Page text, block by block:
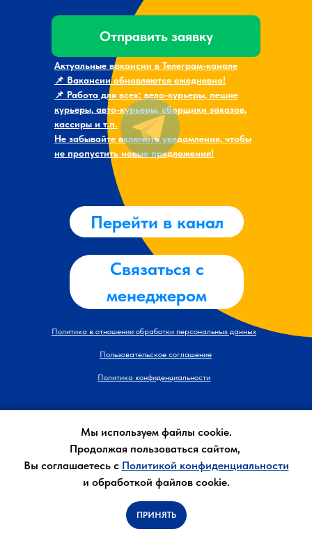
Отправить заявку
Актуальные вакансии в Телеграм-канале
📌 Вакансии обновляются ежедневно!
📌 Работа для всех: вело-курьеры, пешие
курьеры, авто-курьеры, сборщики заказов,
кассиры и т.п.
Не забывайте включить уведомления, чтобы
не пропустить новые предложения!
Перейти в канал
Связаться с
менеджером
Политика в отношении обработки персональных данных
Пользовательское соглашение
Политика конфиденциальности
Мы используем файлы cookie.
Продолжая пользоваться сайтом,
Вы соглашаетесь с Политикой конфиденциальности
и обработкой файлов cookie.
ПРИНЯТЬ
lenta-vacancy.ru